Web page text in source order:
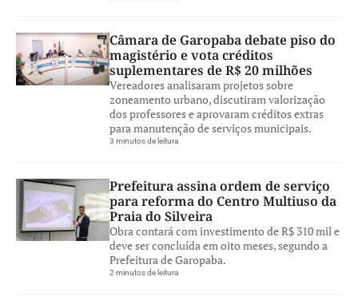
Câmara de Garopaba debate piso do
magistério e vota créditos
suplementares de R$ 20 milhões
Vereadores analisaram projetos sobre
zoneamento urbano, discutiram valorização
dos professores e aprovaram créditos extras
para manutenção de serviços municipais.
3 minutos de leitura
Prefeitura assina ordem de serviço
para reforma do Centro Multiuso da
Praia do Silveira
Obra contará com investimento de R$ 310 mil e
deve ser concluída em oito meses, segundo a
Prefeitura de Garopaba.
2 minutos de leitura